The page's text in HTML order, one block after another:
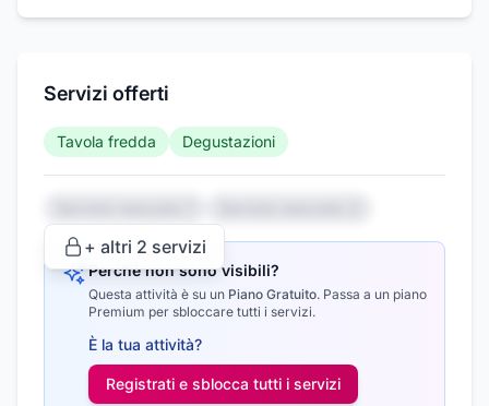
Servizi offerti
Tavola fredda Degustazioni
+ altri 2 servizi
Perché non sono visibili?
Questa attività è su un Piano Gratuito. Passa a un piano
Premium per sbloccare tutti i servizi.
È la tua attività?
Registrati e sblocca tutti i servizi